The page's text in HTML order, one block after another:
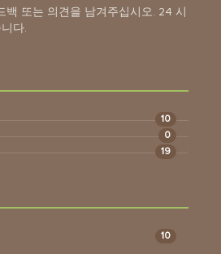
백 또는 의견을 남겨주십시오. 24 시
다.
10
0
19
10